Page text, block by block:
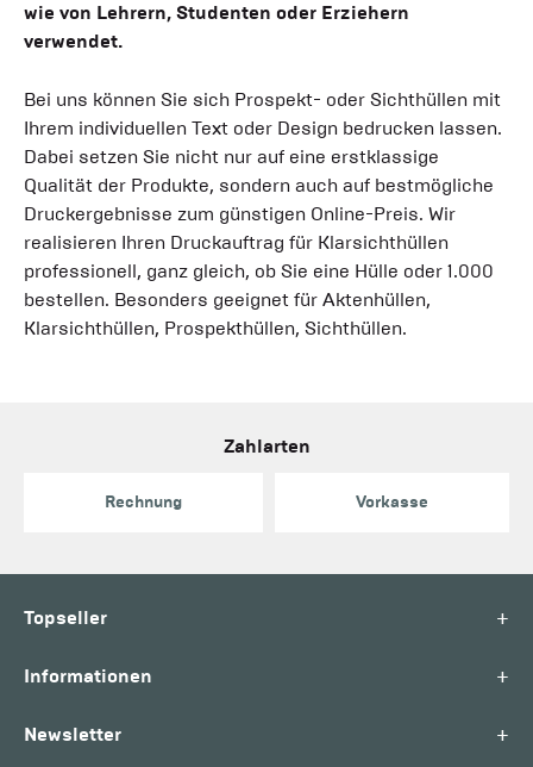
wie von Lehrern, Studenten oder Erziehern
verwendet.
Bei uns können Sie sich Prospekt- oder Sichthüllen mit
Ihrem individuellen Text oder Design bedrucken lassen.
Dabei setzen Sie nicht nur auf eine erstklassige
Qualität der Produkte, sondern auch auf bestmögliche
Druckergebnisse zum günstigen Online-Preis. Wir
realisieren Ihren Druckauftrag für Klarsichthüllen
professionell, ganz gleich, ob Sie eine Hülle oder 1.000
bestellen. Besonders geeignet für Aktenhüllen,
Klarsichthüllen, Prospekthüllen, Sichthüllen.
Zahlarten
Rechnung Vorkasse
Topseller +
Informationen +
Newsletter +